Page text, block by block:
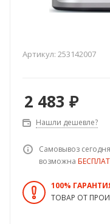
Артикул: 253142007
2 483 ₽
Нашли дешевле?
Самовывоз
возможна
100%
ТОВАР ОТ